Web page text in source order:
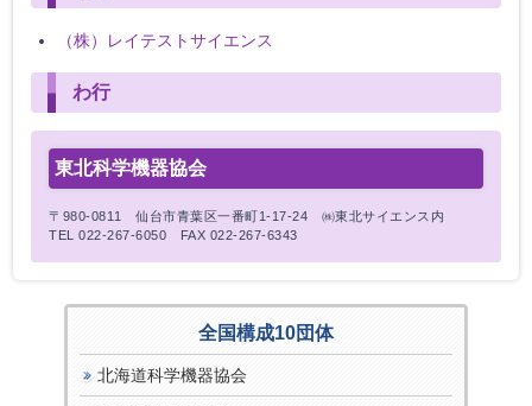
（株）レイテストサイエンス
わ行
東北科学機器協会
〒980-0811 仙台市青葉区一番町1-17-24 ㈱東北サイエンス内
TEL 022-267-6050 FAX 022-267-6343
全国構成10団体
北海道科学機器協会